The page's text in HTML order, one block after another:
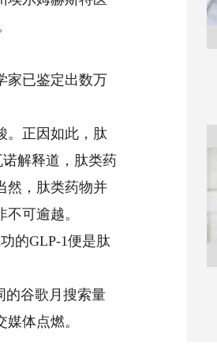
已鉴定出数万
正因如此，肽
解释道，肽类药
然，肽类药物并
可逾越。
的GLP-1便是肽
谷歌月搜索量
体点燃。